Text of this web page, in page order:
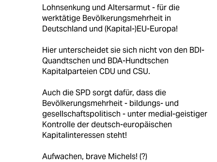
Lohnsenkung und Altersarmut - für die
werktätige Bevölkerungsmehrheit in
Deutschland und (Kapital-)EU-Europa!
Hier unterscheidet sie sich nicht von den BDI-
Quandtschen und BDA-Hundtschen
Kapitalparteien CDU und CSU.
Auch die SPD sorgt dafür, dass die
Bevölkerungsmehrheit - bildungs- und
gesellschaftspolitisch - unter medial-geistiger
Kontrolle der deutsch-europäischen
Kapitalinteressen steht!
Aufwachen, brave Michels! (?)